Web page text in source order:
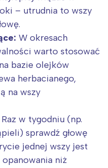
– utrudnia to wszy
W okresach
warto stosować
bazie olejków
herbacianego,
na wszy
Raz w tygodniu (np.
sprawdź głowę
jednej wszy jest
opanowania niż